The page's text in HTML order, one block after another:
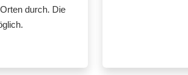
durch. Die